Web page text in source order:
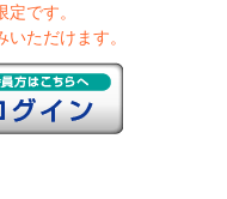
です。
ただけます。